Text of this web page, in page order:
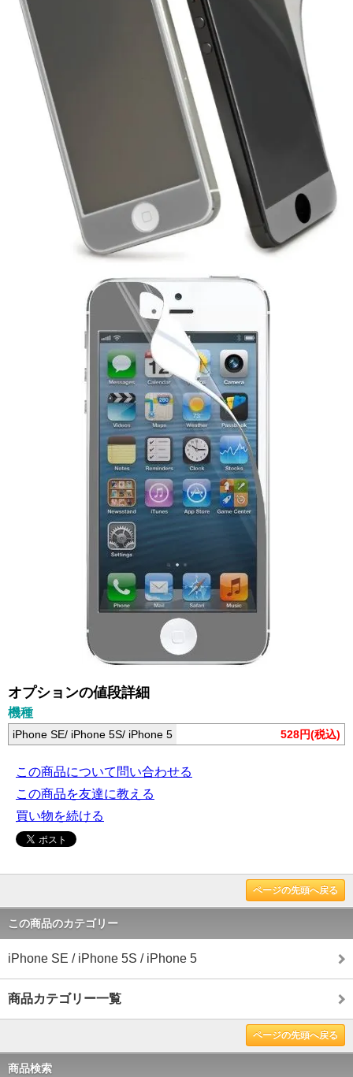
オプションの値段詳細
機種
iPhone SE/ iPhone 5S/ iPhone 5 528円(税込)
この商品について問い合わせる
この商品を友達に教える
買い物を続ける
ページの先頭へ戻る
この商品のカテゴリー
iPhone SE / iPhone 5S / iPhone 5
商品カテゴリー一覧
ページの先頭へ戻る
商品検索